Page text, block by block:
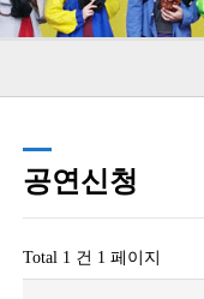
공연신청
Total 1 건 1 페이지